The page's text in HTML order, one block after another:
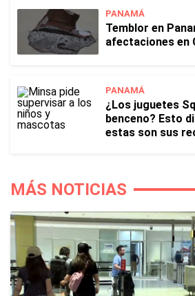
PANAMÁ
Temblor en
afectaciones en
PANAMÁ
¿Los juguetes
benceno? Esto
estas son sus
MÁS NOTICIAS